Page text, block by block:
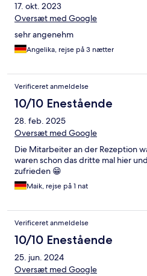
17. okt. 2023
Oversæt med Google
sehr angenehm
Angelika, rejse på 3 nætter
Verificeret anmeldelse
10/10 Enestående
28. feb. 2025
Oversæt med Google
Die Mitarbeiter an der Rezeption
waren schon das dritte mal hier
zufrieden 😁
Maik, rejse på 1 nat
Verificeret anmeldelse
10/10 Enestående
25. jun. 2024
Oversæt med Google